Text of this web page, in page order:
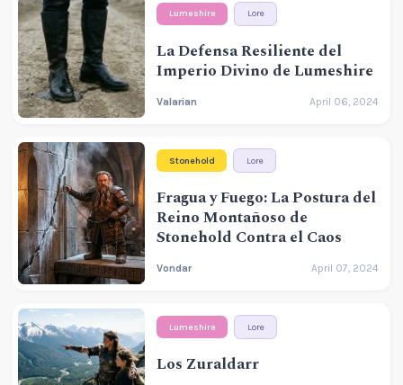
Lumeshire Lore
La Defensa Resiliente del
Imperio Divino de Lumeshire
Valarian April 06, 2024
Stonehold Lore
Fragua y Fuego: La Postura del
Reino Montañoso de
Stonehold Contra el Caos
Vondar April 07, 2024
Lumeshire Lore
Los Zuraldarr